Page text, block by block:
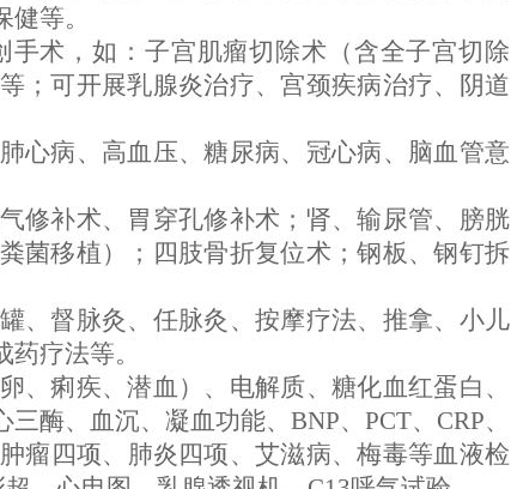
等。
术，如：子宫肌瘤切除术（含全子宫切除
；可开展乳腺炎治疗、宫颈疾病治疗、阴道
心病、高血压、糖尿病、冠心病、脑血管意
修补术、胃穿孔修补术；肾、输尿管、膀胱
菌移植）；四肢骨折复位术；钢板、钢钉拆
、督脉灸、任脉灸、按摩疗法、推拿、小儿
疗法等。
、痢疾、潜血）、电解质、糖化血红蛋白、
酶、血沉、凝血功能、BNP、PCT、CRP、
瘤四项、肺炎四项、艾滋病、梅毒等血液检